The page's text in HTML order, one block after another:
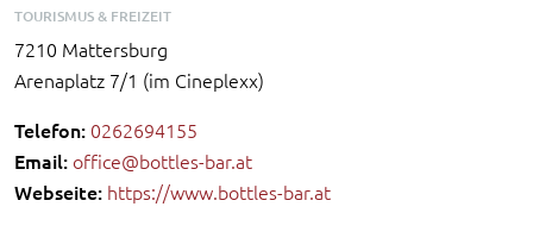
TOURISMUS & FREIZEIT
7210 Mattersburg
Arenaplatz 7/1 (im Cineplexx)
Telefon: 0262694155
Email: office@bottles-bar.at
Webseite: https://www.bottles-bar.at